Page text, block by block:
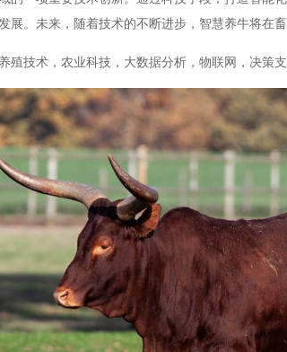
展。未来，随着技术的不断进步，智慧养牛将在
殖技术，农业科技，大数据分析，物联网，决策